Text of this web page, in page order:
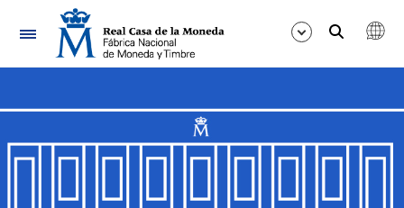
Nabigazioa
Erakutsi/Ezkutatu